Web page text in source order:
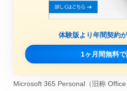
体験版より年間契約
1ヶ月間無料
Microsoft 365 Personal（旧称